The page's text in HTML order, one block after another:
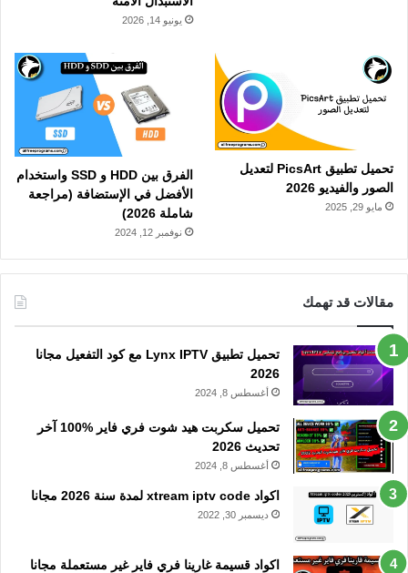
يونيو 14, 2026
تحميل تطبيق PicsArt لتعديل
الصور والفيديو 2026
مايو 29, 2025
الفرق بين HDD و SSD واستخدام
الأفضل في الإستضافة (مراجعة
شاملة 2026)
نوفمبر 12, 2024
مقالات قد تهمك
تحميل تطبيق Lynx IPTV مع كود التفعيل مجانا
2026
أغسطس 8, 2024
تحميل سكربت هيد شوت فري فاير %100 آخر
تحديث 2026
أغسطس 8, 2024
اكواد xtream iptv code لمدة سنة 2026 مجانا
ديسمبر 30, 2022
اكواد قسيمة غارينا فري فاير غير مستعملة مجانا